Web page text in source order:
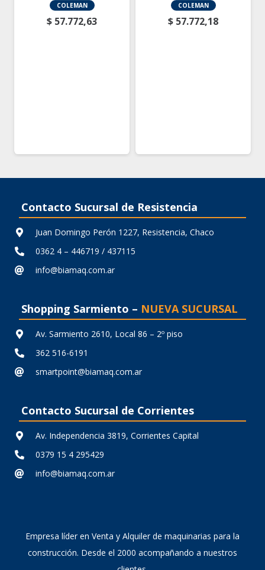
COLEMAN
$ 57.772,63
COLEMAN
$ 57.772,18
Contacto Sucursal de Resistencia
Juan Domingo Perón 1227, Resistencia, Chaco
0362 4 – 446719 / 437115
info@biamaq.com.ar
Shopping Sarmiento – NUEVA SUCURSAL
Av. Sarmiento 2610, Local 86 – 2º piso
362 516-6191
smartpoint@biamaq.com.ar
Contacto Sucursal de Corrientes
Av. Independencia 3819, Corrientes Capital
0379 15 4 295429
info@biamaq.com.ar
Empresa líder en Venta y Alquiler de maquinarias para la
construcción. Desde el 2000 acompañando a nuestros